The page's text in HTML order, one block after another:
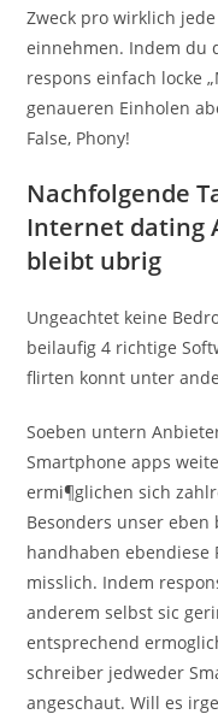
Zweck pro wirklich
einnehmen. Indem du
respons einfach locke
genaueren Einholen
False, Phony!
Nachfolgende
Internet dating
bleibt ubrig
Ungeachtet keine
beilaufig 4 richtige
flirten konnt unter
Soeben untern
Smartphone apps
ermi¶glichen sich
Besonders unser eben
handhaben ebendiese
misslich. Indem
anderem selbst sic
entsprechend
schreiber jedweder
angeschaut. Will es